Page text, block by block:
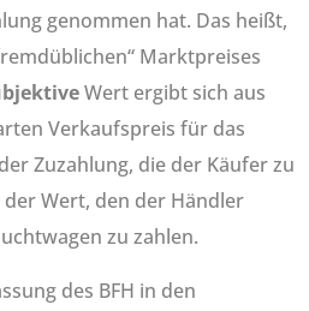
genommen hat. Das heißt,
Marktpreises
Wert ergibt sich aus
Verkaufspreis für das
Zuzahlung, die der Käufer zu
Wert, den der Händler
zu zahlen.
des BFH in den